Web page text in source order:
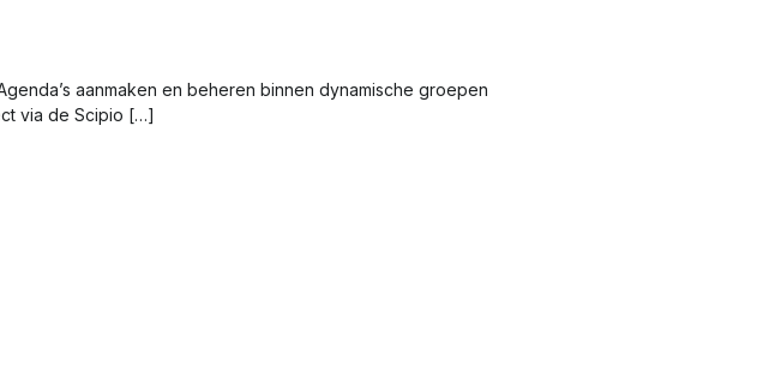
aanmaken en beheren binnen dynamische groepen
via de Scipio […]